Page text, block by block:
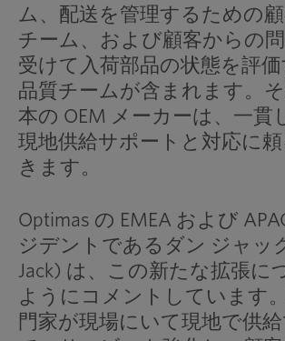
ム、配送を管理するための
チーム、および顧客からの
受けて入荷部品の状態を評
品質チームが含まれます。
本の OEM メーカーは、一貫
現地供給サポートと対応に
きます。
Optimas の EMEA および
ジデントであるダン ジャッ
Jack) は、この新たな拡張に
ようにコメントしています
門家が現場にいて現地で供